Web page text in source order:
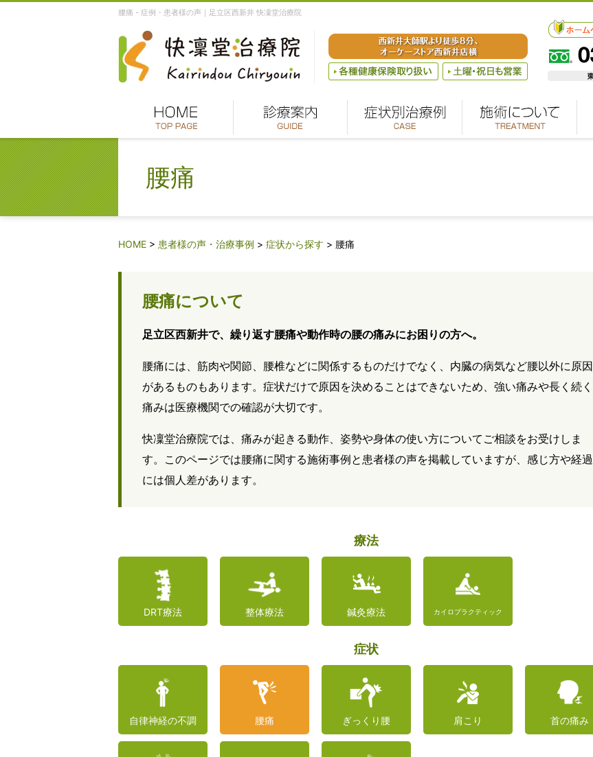
腰痛 - 症例・患者様の声｜足立区西新井 快凜堂治療院
腰痛
HOME > 患者様の声・治療事例 > 症状から探す > 腰痛
腰痛について
足立区西新井で、繰り返す腰痛や動作時の腰の痛みにお困りの方へ。
腰痛には、筋肉や関節、腰椎などに関係するものだけでなく、内臓の病気など腰以外に原因
があるものもあります。症状だけで原因を決めることはできないため、強い痛みや長く続く
痛みは医療機関での確認が大切です。
快凜堂治療院では、痛みが起きる動作、姿勢や身体の使い方についてご相談をお受けしま
す。このページでは腰痛に関する施術事例と患者様の声を掲載していますが、感じ方や経過
には個人差があります。
療法
DRT療法 整体療法 鍼灸療法 カイロプラクティック
症状
自律神経の不調 腰痛 ぎっくり腰 肩こり 首の痛み